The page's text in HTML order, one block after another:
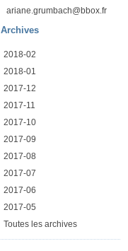
ariane.grumbach@bbox.fr
Archives
2018-02
2018-01
2017-12
2017-11
2017-10
2017-09
2017-08
2017-07
2017-06
2017-05
Toutes les archives